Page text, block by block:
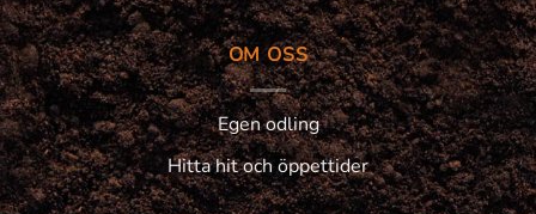
OM OSS
Egen odling
Hitta hit och öppettider